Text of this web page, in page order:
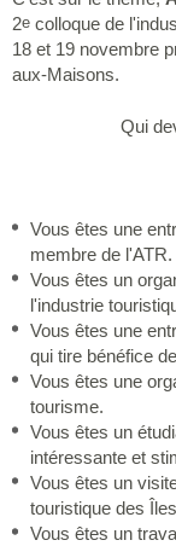
2e colloque de
18 et 19 novembre
aux-Maisons.
Qui
Vous êtes une
membre de l'ATR.
Vous êtes un
l'industrie
Vous êtes une
qui tire bénéfice
Vous êtes une
tourisme.
Vous êtes un
intéressante et
Vous êtes un
touristique des
Vous êtes un